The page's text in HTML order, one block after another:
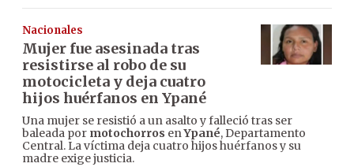
Nacionales
Mujer fue asesinada tras
resistirse al robo de su
motocicleta y deja cuatro
hijos huérfanos en Ypané
Una mujer se resistió a un asalto y falleció tras ser
baleada por motochorros enYpané, Departamento
Central. La víctima deja cuatro hijos huérfanos y su
madre exige justicia.